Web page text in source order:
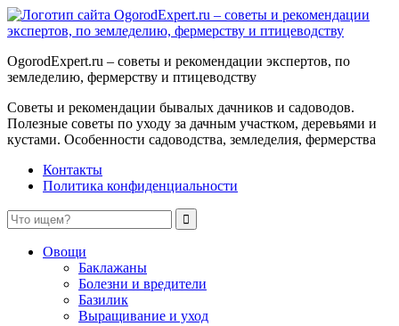
OgorodExpert.ru – cоветы и рекомендации экспертов, по
земледелию, фермерству и птицеводству
Советы и рекомендации бывалых дачников и садоводов.
Полезные советы по уходу за дачным участком, деревьями и
кустами. Особенности садоводства, земледелия, фермерства
Контакты
Политика конфиденциальности
Овощи
Баклажаны
Болезни и вредители
Базилик
Выращивание и уход